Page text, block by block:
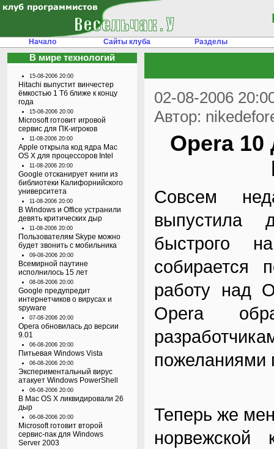
Начало Сайты клуба Разделы
В мире технологий
15-08-2006 20:00
Hitachi выпустит винчестер
ёмкостью 1 Тб ближе к концу
года
15-08-2006 20:00
Microsoft готовит игровой
сервис для ПК-игроков
11-08-2006 20:00
Apple открыла код ядра Mac
OS X для процессоров Intel
11-08-2006 20:00
Google отсканирует книги из
библиотеки Калифорнийского
университета
11-08-2006 20:00
В Windows и Office устранили
девять критических дыр
11-08-2006 20:00
Пользователям Skype можно
будет звонить с мобильника
09-08-2006 20:00
Всемирной паутине
исполнилось 15 лет
08-08-2006 20:00
Google предупредит
интернетчиков о вирусах и
spyware
07-08-2006 20:00
Opera обновилась до версии
9.01
06-08-2006 20:00
Питьевая Windows Vista
06-08-2006 20:00
Экспериментальный вирус
атакует Windows PowerShell
06-08-2006 20:00
В Mac OS X ликвидировали 26
дыр
06-08-2006 20:00
Microsoft готовит второй
сервис-пак для Windows
Server 2003
02-08-2006
Автор:
Opera 10
Совсем
выпустила
быстрого
собирается
работу над
Opera
пожеланиями
Теперь же
норвежской